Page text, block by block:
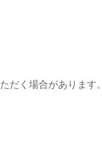
だく場合があります。